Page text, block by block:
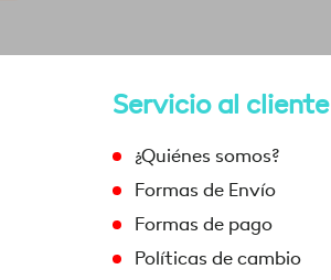
Servicio al cliente
¿Quiénes somos?
Formas de Envío
Formas de pago
Políticas de cambio